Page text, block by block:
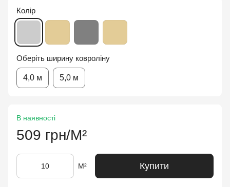
Колір
Оберіть ширину ковроліну
4,0 м 5,0 м
В наявності
509 грн/М²
М² Купити